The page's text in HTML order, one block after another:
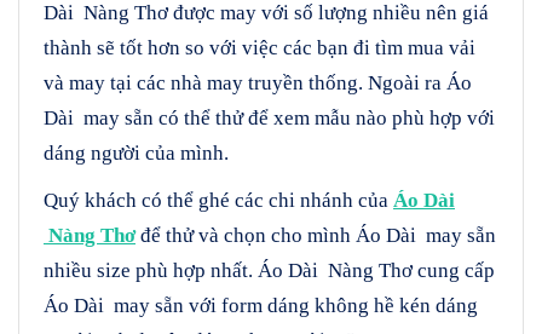
Dài Nàng Thơ được may với số lượng nhiều nên giá
thành sẽ tốt hơn so với việc các bạn đi tìm mua vải
và may tại các nhà may truyền thống. Ngoài ra Áo
Dài may sẵn có thể thử để xem mẫu nào phù hợp với
dáng người của mình.
Quý khách có thể ghé các chi nhánh của Áo Dài
Nàng Thơđể thử và chọn cho mình Áo Dài may sẵn
nhiều size phù hợp nhất. Áo Dài Nàng Thơ cung cấp
Áo Dài may sẵn với form dáng không hề kén dáng